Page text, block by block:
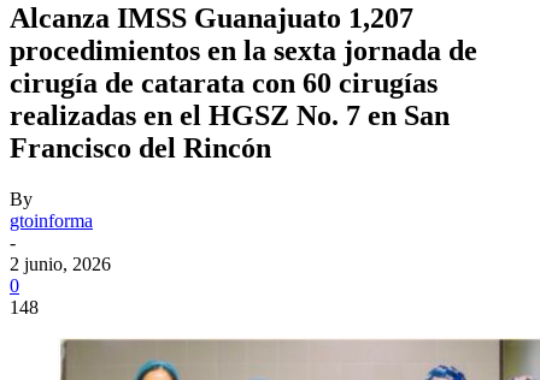
Alcanza IMSS Guanajuato 1,207
procedimientos en la sexta jornada de
cirugía de catarata con 60 cirugías
realizadas en el HGSZ No. 7 en San
Francisco del Rincón
By
gtoinforma
-
2 junio, 2026
0
148